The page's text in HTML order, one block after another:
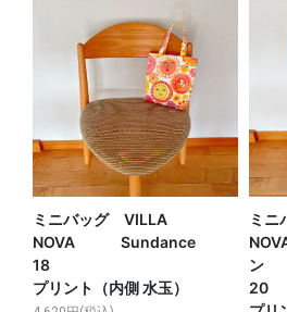
ミニバッグ VILLA
NOVA Sundance
18
プリント（内側 水玉）
ミ
ン